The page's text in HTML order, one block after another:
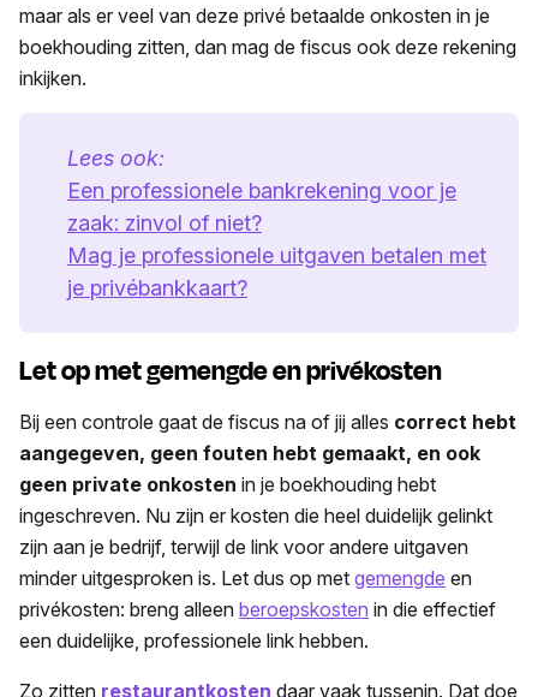
maar als er veel van deze privé betaalde onkosten in je
boekhouding zitten, dan mag de fiscus ook deze rekening
inkijken.
Lees ook:
Een professionele bankrekening voor je
zaak: zinvol of niet?
Mag je professionele uitgaven betalen met
je privébankkaart?
Let op met gemengde en privékosten
Bij een controle gaat de fiscus na of jij alles correct hebt
aangegeven, geen fouten hebt gemaakt, en ook
geen private onkosten in je boekhouding hebt
ingeschreven. Nu zijn er kosten die heel duidelijk gelinkt
zijn aan je bedrijf, terwijl de link voor andere uitgaven
minder uitgesproken is. Let dus op met gemengde en
privékosten: breng alleen beroepskosten in die effectief
een duidelijke, professionele link hebben.
Zo zitten restaurantkosten daar vaak tussenin. Dat doe